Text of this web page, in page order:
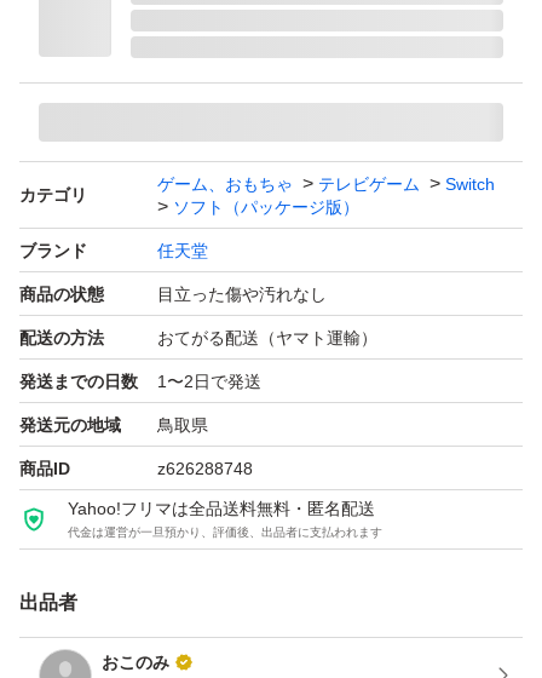
カテゴリ
ゲーム、おもちゃ テレビゲーム
Switch
ソフト（パッケージ版）
ブランド 任天堂
商品の状態 目立った傷や汚れなし
配送の方法 おてがる配送（ヤマト運輸）
発送までの日数 1〜2日で発送
発送元の地域 鳥取県
商品ID z626288748
Yahoo!フリマは全品送料無料・匿名配送
代金は運営が一旦預かり、評価後、出品者に支払われます
出品者
おこのみ